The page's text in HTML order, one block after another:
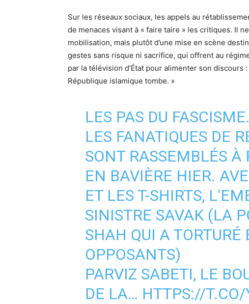
Sur les réseaux sociaux, les appels au
de menaces visant à « faire taire » les critiques. Il
mobilisation, mais plutôt d’une mise en scène
gestes sans risque ni sacrifice, qui offrent au
par la télévision d’État pour alimenter son discours
République islamique tombe. »
LES PAS DU
LES FANATIQUES DE
SONT RASSEMBLÉS
EN BAVIÈRE HIER.
ET LES T-SHIRTS,
SINISTRE SAVAK (LA
SHAH QUI A TORTURÉ
OPPOSANTS)
PARVIZ SABETI, LE
DE LA… HTTPS://